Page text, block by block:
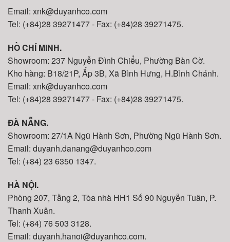
Email: xnk@duyanhco.com
Tel: (+84)28 39271477 - Fax: (+84)28 39271475.
HỒ CHÍ MINH.
Showroom: 237 Nguyễn Đình Chiểu, Phường Bàn Cờ.
Kho hàng: B18/21P, Ấp 3B, Xã Bình Hưng, H.Bình Chánh.
Email: xnk@duyanhco.com
Tel: (+84)28 39271477 - Fax: (+84)28 39271475.
ĐÀ NẴNG.
Showroom: 27/1A Ngũ Hành Sơn, Phường Ngũ Hành Sơn.
Email: duyanh.danang@duyanhco.com
Tel: (+84) 23 6350 1347.
HÀ NỘI.
Phòng 207, Tầng 2, Tòa nhà HH1 Số 90 Nguyễn Tuân, P.
Thanh Xuân.
Tel: (+84) 76 503 3128.
Email: duyanh.hanoi@duyanhco.com.